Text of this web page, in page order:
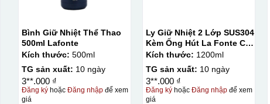
Kiểu in:
In lưới
Bình Giữ Nhiệt Thể Thao
500ml Lafonte
Kích thước: 500ml
TG sản xuất: 10 ngày
3**.000 ₫
Đăng kýhoặc Đăng nhậpđể xem
giá
Ly Giữ Nhiệt 2 Lớp SUS304
Kèm Ống Hút La Fonte Có
Tay Cầm 1200ml
Kích thước: 1200ml
TG sản xuất: 10 ngày
3**.000 ₫
Đăng ký hoặcĐăng nhập để xem
giá